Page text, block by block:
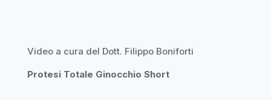
Video a cura del Dott. Filippo Boniforti
Protesi Totale Ginocchio Short